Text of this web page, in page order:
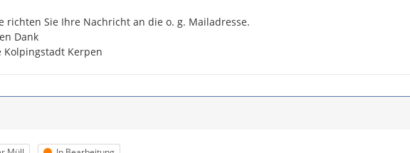
richten Sie Ihre Nachricht an die o. g. Mailadresse.
Dank
Kolpingstadt Kerpen